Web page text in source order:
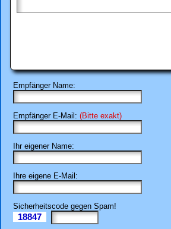
Empfänger Name:
Empfänger E-Mail: (Bitte exakt)
Ihr eigener Name:
Ihre eigene E-Mail:
Sicherheitscode gegen Spam!
18847